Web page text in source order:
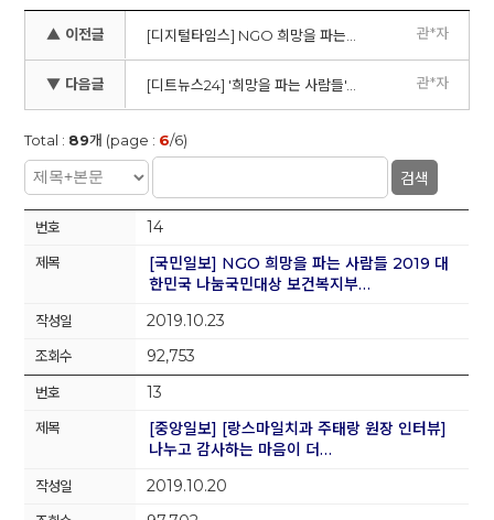
▲ 이전글 [디지털타임스] NGO 희망을 파는 사람들 서울역 노숙인 겨울나기 희망 나눔 봉사활동 매달 진행 관*자
▼ 다음글 [디트뉴스24] '희망을 파는 사람들', 판암2동 마스크 후원 관*자
Total : 89개 (page : 6/6)
검색
14
[국민일보] NGO 희망을 파는 사람들 2019 대
한민국 나눔국민대상 보건복지부…
2019.10.23
92,753
13
[중앙일보] [랑스마일치과 주태랑 원장 인터뷰]
나누고 감사하는 마음이 더…
2019.10.20